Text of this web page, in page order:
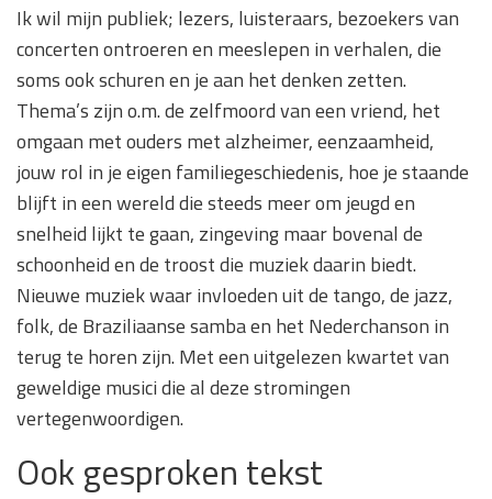
Ik wil mijn publiek; lezers, luisteraars, bezoekers van
concerten ontroeren en meeslepen in verhalen, die
soms ook schuren en je aan het denken zetten.
Thema’s zijn o.m. de zelfmoord van een vriend, het
omgaan met ouders met alzheimer, eenzaamheid,
jouw rol in je eigen familiegeschiedenis, hoe je staande
blijft in een wereld die steeds meer om jeugd en
snelheid lijkt te gaan, zingeving maar bovenal de
schoonheid en de troost die muziek daarin biedt.
Nieuwe muziek waar invloeden uit de tango, de jazz,
folk, de Braziliaanse samba en het Nederchanson in
terug te horen zijn. Met een uitgelezen kwartet van
geweldige musici die al deze stromingen
vertegenwoordigen.
Ook gesproken tekst